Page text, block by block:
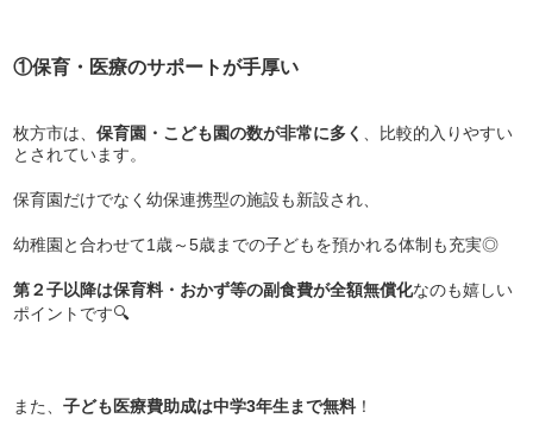
①保育・医療のサポートが手厚い
枚方市は、保育園・こども園の数が非常に多く 、比較的入りやすい
とされています。
保育園だけでなく幼保連携型の施設も新設され、
幼稚園と合わせて1歳～5歳までの子どもを預かれる体制も充実◎
第２子以降は保育料・おかず等の副食費が全額無償化なのも嬉しい
ポイントです🔍
また、子ども医療費助成は中学3年生まで無料 ！